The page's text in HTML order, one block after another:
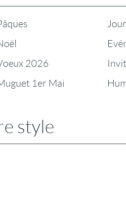
2026
1er Mai
style